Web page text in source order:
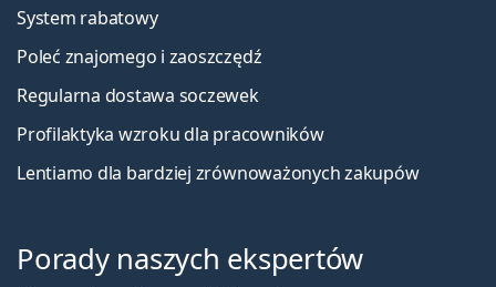
System rabatowy
Poleć znajomego i zaoszczędź
Regularna dostawa soczewek
Profilaktyka wzroku dla pracowników
Lentiamo dla bardziej zrównoważonych zakupów
Porady naszych ekspertów